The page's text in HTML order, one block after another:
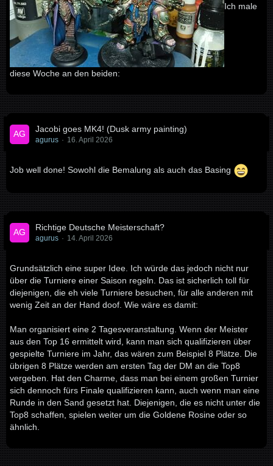
Ich male
diese Woche an den beiden:
Jacobi goes MK4! (Dusk army painting)
agurus 16. April 2026
Job well done! Sowohl die Bemalung als auch das Basing
Richtige Deutsche Meisterschaft?
agurus 14. April 2026
Grundsätzlich eine super Idee. Ich würde das jedoch nicht nur
über die Turniere einer Saison regeln. Das ist sicherlich toll für
diejenigen, die eh viele Turniere besuchen, für alle anderen mit
wenig Zeit an der Hand doof. Wie wäre es damit:
Man organisiert eine 2 Tagesveranstaltung. Wenn der Meister
aus den Top 16 ermittelt wird, kann man sich qualifizieren über
gespielte Turniere im Jahr, das wären zum Beispiel 8 Plätze. Die
übrigen 8 Plätze werden am ersten Tag der DM an die Top8
vergeben. Hat den Charme, dass man bei einem großen Turnier
sich dennoch fürs Finale qualifizieren kann, auch wenn man eine
Runde in den Sand gesetzt hat. Diejenigen, die es nicht unter die
Top8 schaffen, spielen weiter um die Goldene Rosine oder so
ähnlich.